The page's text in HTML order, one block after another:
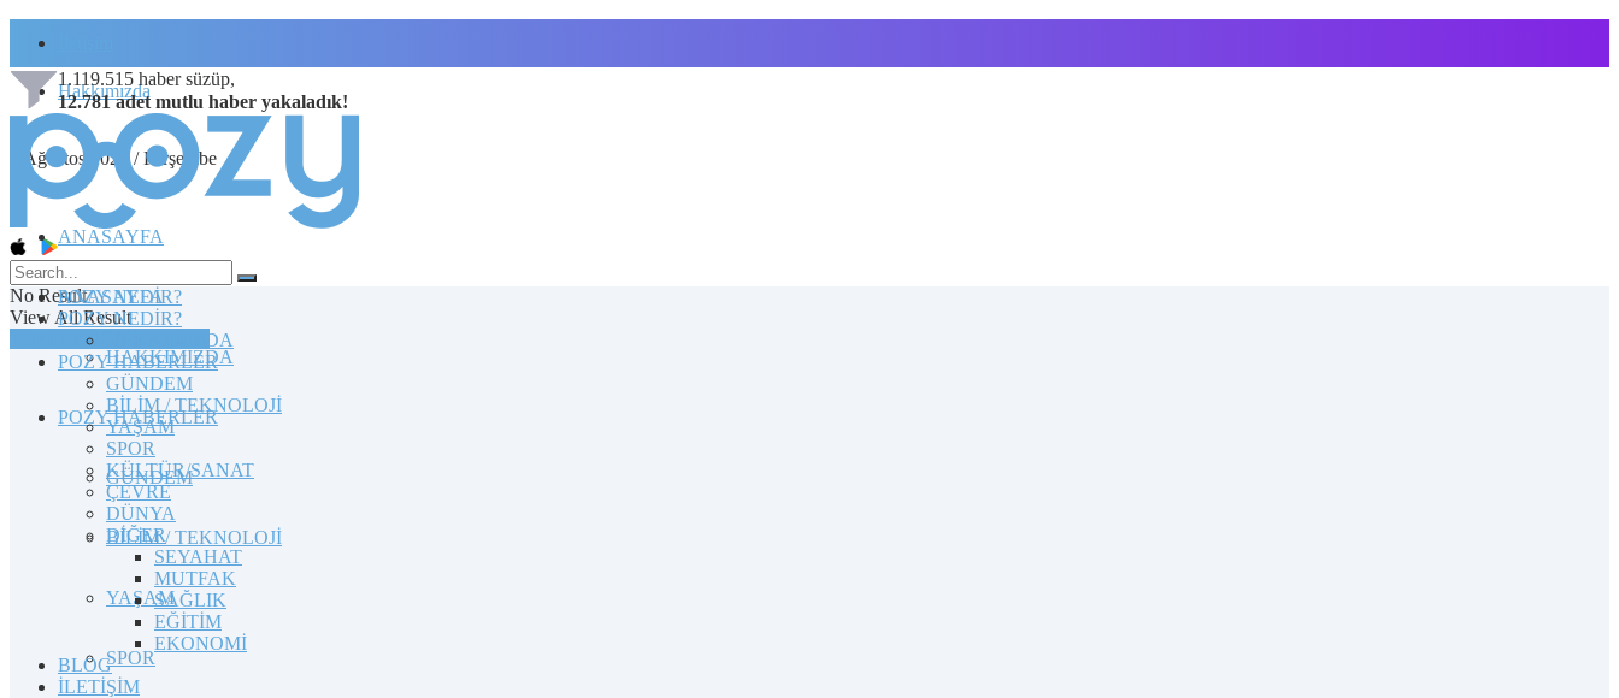
Hakkımızda
6 Ağustos 2026 / Perşembe
1.119.515 haber süzüp,
12.781 adet mutlu haber yakaladık!
No Result
View All Result
TOPLULUĞA KATILIN
ANASAYFA
POZY NEDİR?
HAKKIMIZDA
POZY HABERLER
GÜNDEM
BİLİM / TEKNOLOJİ
YAŞAM
SPOR
ANASAYFA
POZY NEDİR?
HAKKIMIZDA
POZY HABERLER
GÜNDEM
BİLİM / TEKNOLOJİ
YAŞAM
SPOR
KÜLTÜR/SANAT
ÇEVRE
DÜNYA
DİĞER
SEYAHAT
MUTFAK
SAĞLIK
EĞİTİM
EKONOMİ
BLOG
İLETİŞİM